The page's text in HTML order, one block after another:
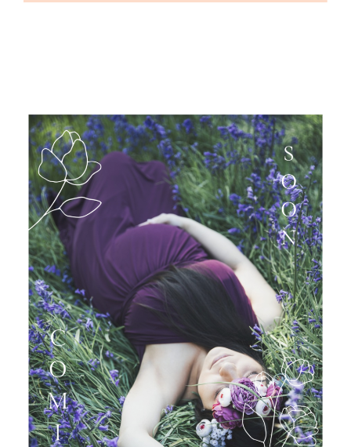
Contact- Yoga, Pilates, Massages et Naturopathie à
Bruges, Eysines et Bordeaux